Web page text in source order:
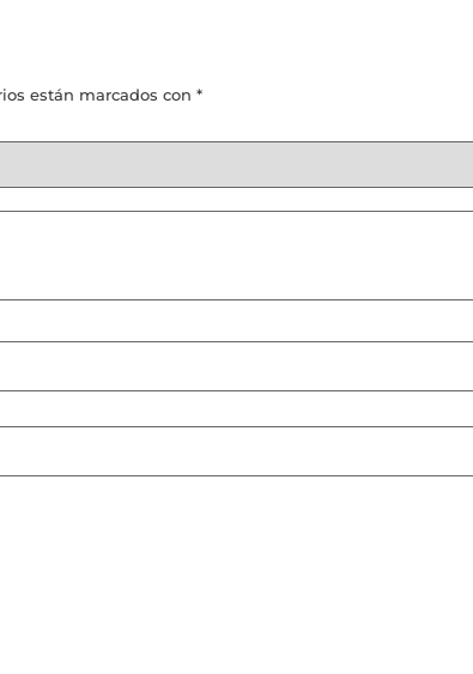
están marcados con *